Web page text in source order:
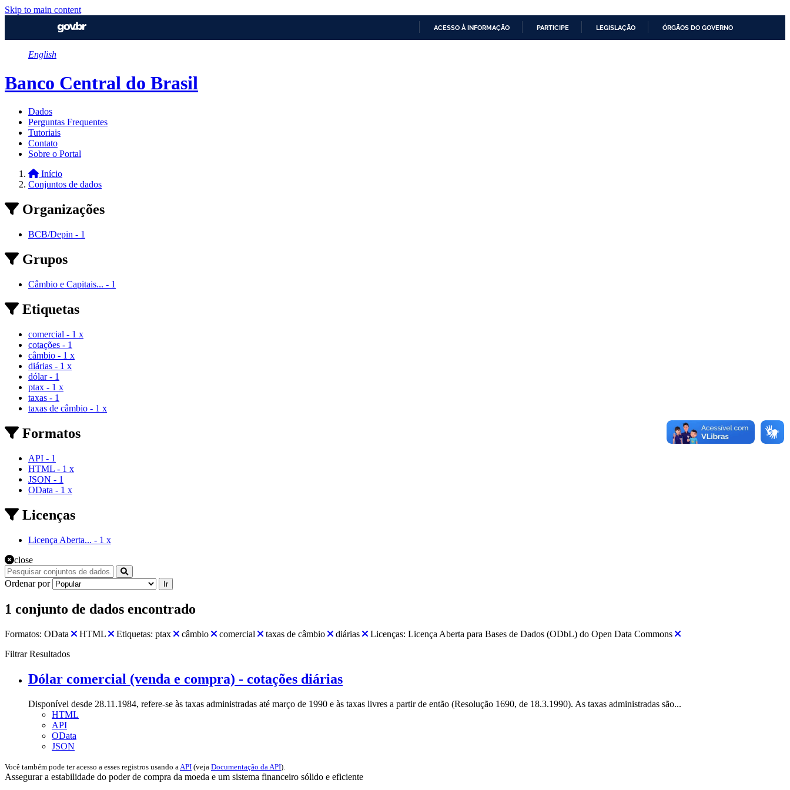
Skip to main content
ACESSO À INFORMAÇÃO PARTICIPE LEGISLAÇÃO ÓRGÃOS DO GOVERNO
English
Banco Central do Brasil
Dados
Perguntas Frequentes
Tutoriais
Contato
Sobre o Portal
Início
Conjuntos de dados
Organizações
BCB/Depin - 1
Grupos
Câmbio e Capitais... - 1
Etiquetas
comercial - 1 x
cotações - 1
câmbio - 1 x
diárias - 1 x
dólar - 1
ptax - 1 x
taxas - 1
taxas de câmbio - 1 x
Formatos
API - 1
HTML - 1 x
JSON - 1
OData - 1 x
Licenças
Licença Aberta... - 1 x
close
Ordenar por Ir
1 conjunto de dados encontrado
Formatos: OData HTML Etiquetas: ptax câmbio comercial taxas de câmbio diárias Licenças: Licença Aberta para Bases de Dados (ODbL) do Open Data Commons
Filtrar Resultados
Dólar comercial (venda e compra) - cotações diárias
Disponível desde 28.11.1984, refere-se às taxas administradas até março de 1990 e às taxas livres a partir de então (Resolução 1690, de 18.3.1990). As taxas administradas são...
HTML
API
OData
JSON
Você também pode ter acesso a esses registros usando aAPI (veja Documentação da API).
Assegurar a estabilidade do poder de compra da moeda e um sistema financeiro sólido e eficiente